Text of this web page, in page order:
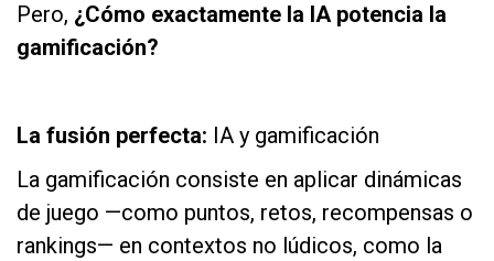
Pero, ¿Cómo exactamente la IA potencia la
gamificación?
La fusión perfecta: IA y gamificación
La gamificación consiste en aplicar dinámicas
de juego —como puntos, retos, recompensas o
rankings— en contextos no lúdicos, como la